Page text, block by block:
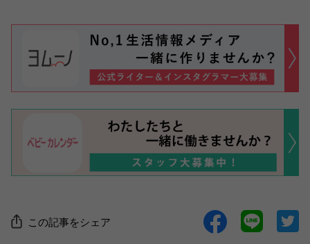
この記事をシェア